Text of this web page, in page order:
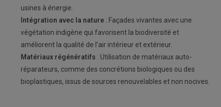
usines à énergie.
Intégration avec la nature : Façades vivantes avec une
végétation indigène qui favorisent la biodiversité et
améliorent la qualité de l’air intérieur et extérieur.
Matériaux régénératifs : Utilisation de matériaux auto-
réparateurs, comme des concrétions biologiques ou des
bioplastiques, issus de sources renouvelables et non nocives.